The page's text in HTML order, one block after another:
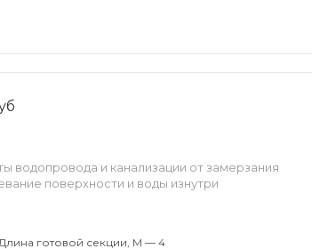
водопровода и канализации от замерзания
поверхности и воды изнутри
готовой секции, М — 4